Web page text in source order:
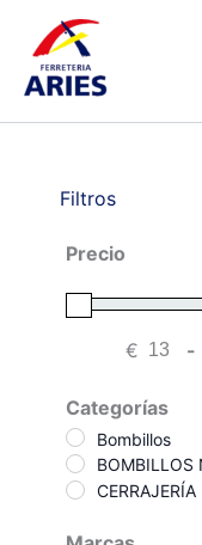
contenido
Filtros
Precio
€ -
Categorías
Bombillos
BOMBILLOS
CERRAJERÍA